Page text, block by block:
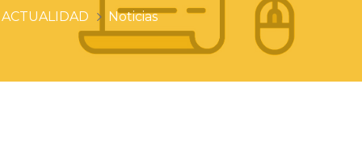
ACTUALIDAD Noticias